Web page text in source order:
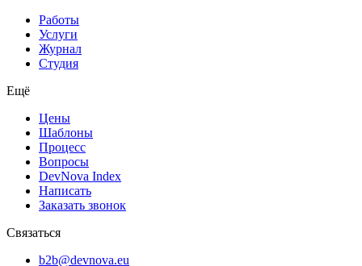
Работы
Услуги
Журнал
Студия
Ещё
Цены
Шаблоны
Процесс
Вопросы
DevNova Index
Написать
Заказать звонок
Связаться
b2b@devnova.eu